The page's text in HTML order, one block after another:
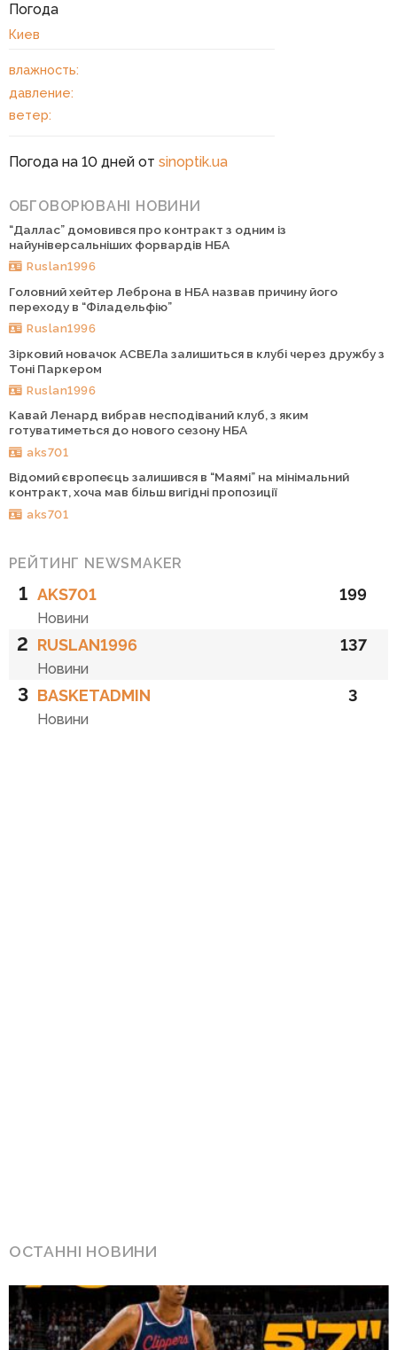
Погода
Киев
влажность:
давление:
ветер:
Погода на 10 дней от sinoptik.ua
ОБГОВОРЮВАНІ НОВИНИ
“Даллас” домовився про контракт з одним із
найуніверсальніших форвардів НБА
Ruslan1996
Головний хейтер Леброна в НБА назвав причину його
переходу в “Філадельфію”
Ruslan1996
Зірковий новачок АСВЕЛа залишиться в клубі через дружбу з
Тоні Паркером
Ruslan1996
Кавай Ленард вибрав несподіваний клуб, з яким
готуватиметься до нового сезону НБА
aks701
Відомий європеєць залишився в “Маямі” на мінімальний
контракт, хоча мав більш вигідні пропозиції
aks701
РЕЙТИНГ NEWSMAKER
1 AKS701
Новини
199
2 RUSLAN1996
Новини
137
3 BASKETADMIN
Новини
3
ОСТАННІ НОВИНИ